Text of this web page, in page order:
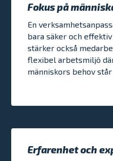
Fokus på
En
bara säker och
stärker också
flexibel arbetsmiljö
människors behov står
Erfarenhet och